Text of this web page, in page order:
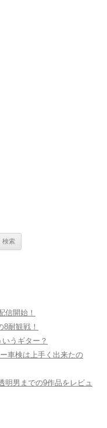
信開始！
耐観戦！
うギター？
車検は上手く出来たの
明男までの9作品をレビュ